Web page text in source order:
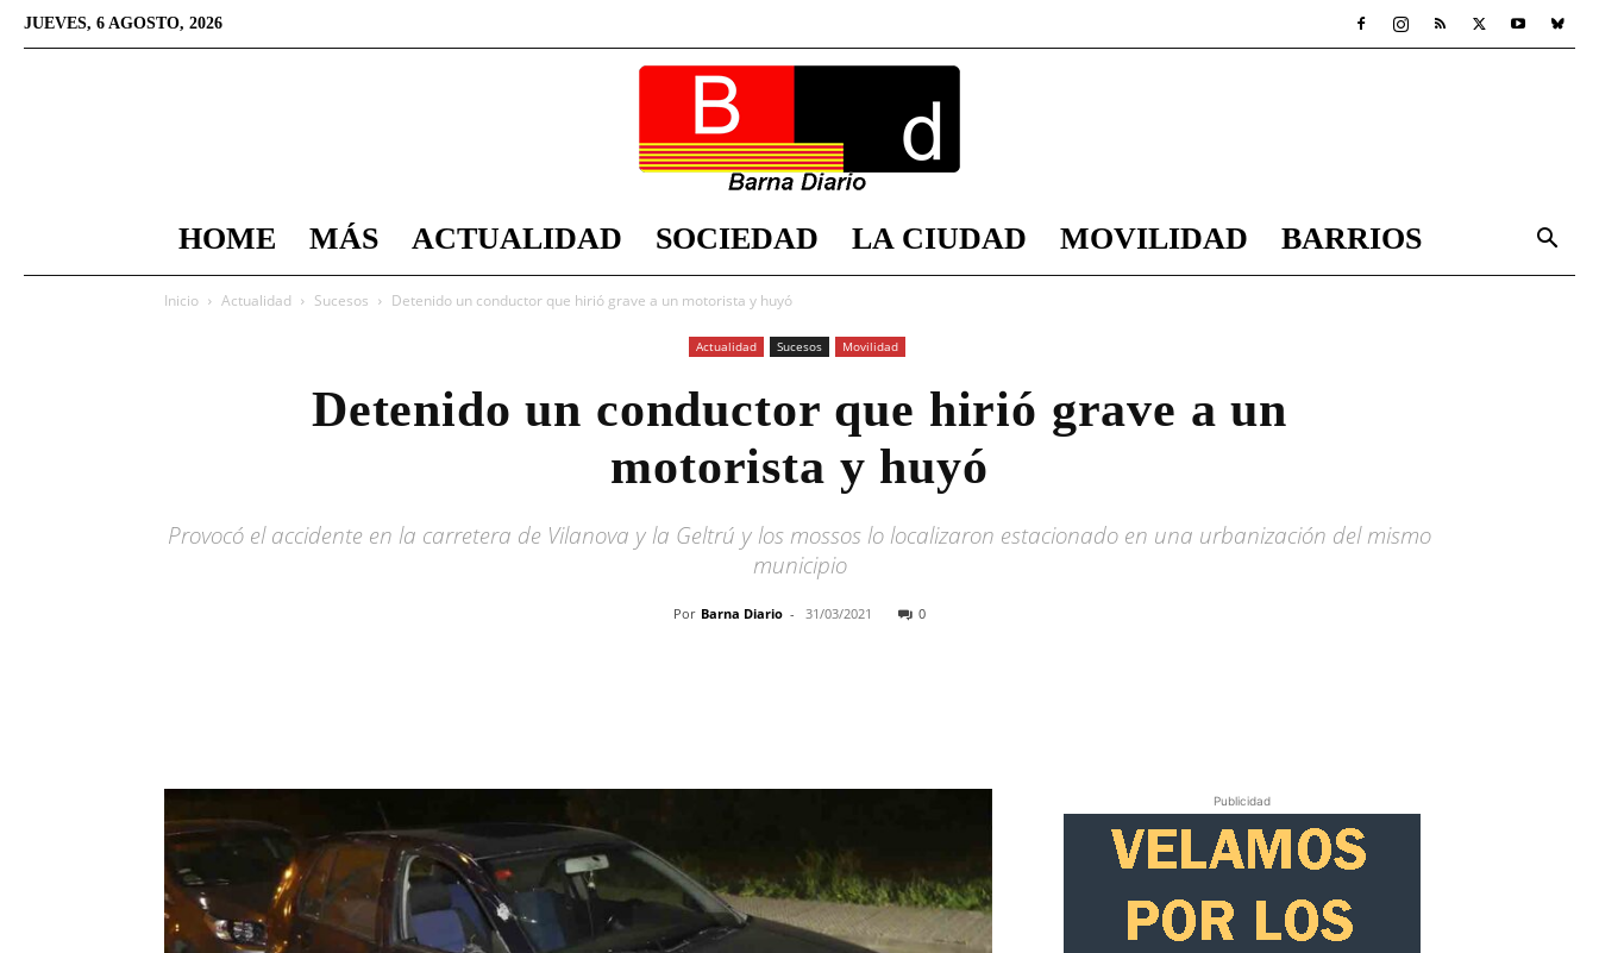
JUEVES, 6 AGOSTO, 2026
Diario
HOME MÁS ACTUALIDAD SOCIEDAD LA CIUDAD MOVILIDAD BARRIOS
Inicio Actualidad Sucesos Detenido un conductor que hirió grave a un motorista y huyó
Actualidad Sucesos Movilidad
Detenido un conductor que hirió grave a un
motorista y huyó
Provocó el accidente en la carretera de Vilanova y la Geltrú y los mossos lo localizaron estacionado en una urbanización del mismo
municipio
Por Barna Diario - 31/03/2021 0
Publicidad